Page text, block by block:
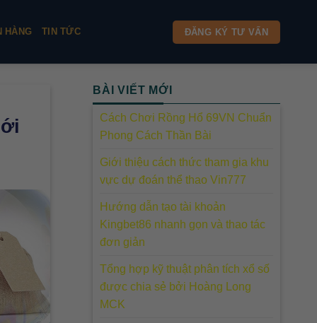
HÀNG TIN TỨC ĐĂNG KÝ TƯ VẤN
BÀI VIẾT MỚI
Cách Chơi Rồng Hổ 69VN Chuẩn
Phong Cách Thần Bài
Giới thiệu cách thức tham gia khu
vực dự đoán thể thao Vin777
Hướng dẫn tạo tài khoản
Kingbet86 nhanh gọn và thao tác
đơn giản
Tổng hợp kỹ thuật phân tích xổ số
được chia sẻ bởi Hoàng Long
MCK